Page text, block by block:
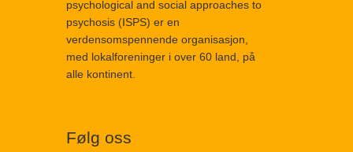
psychological and social approaches to
psychosis (ISPS) er en
verdensomspennende organisasjon,
med lokalforeninger i over 60 land, på
alle kontinent.
Følg oss